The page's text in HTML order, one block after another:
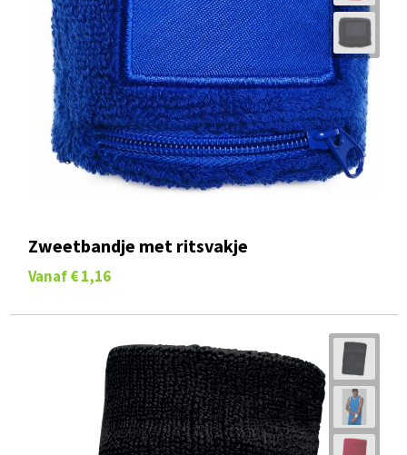
Zweetbandje met ritsvakje
Vanaf € 1,16